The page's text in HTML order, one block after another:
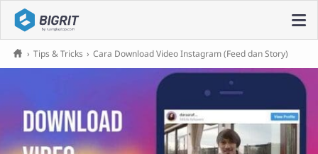
› Tips & Tricks › Cara Download Video Instagram (Feed dan Story)